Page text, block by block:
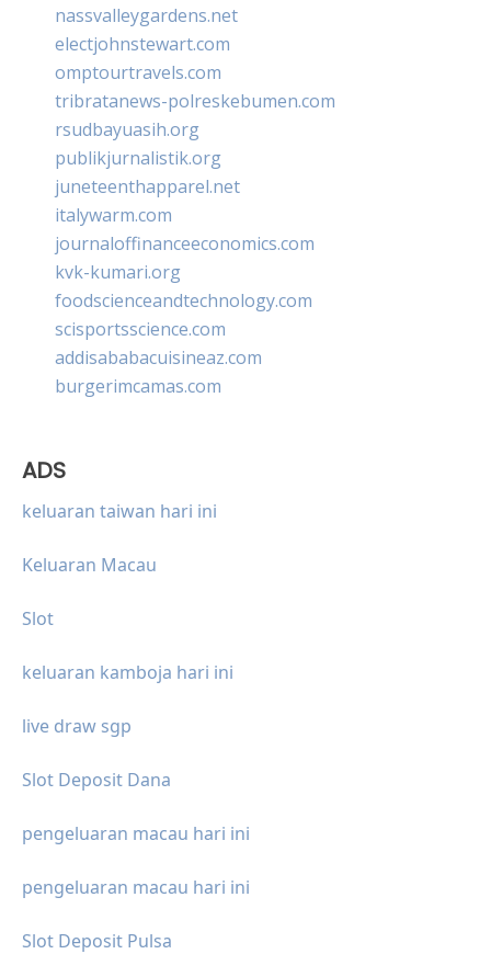
nassvalleygardens.net
electjohnstewart.com
omptourtravels.com
tribratanews-polreskebumen.com
rsudbayuasih.org
publikjurnalistik.org
juneteenthapparel.net
italywarm.com
journaloffinanceeconomics.com
kvk-kumari.org
foodscienceandtechnology.com
scisportsscience.com
addisababacuisineaz.com
burgerimcamas.com
ADS
keluaran taiwan hari ini
Keluaran Macau
Slot
keluaran kamboja hari ini
live draw sgp
Slot Deposit Dana
pengeluaran macau hari ini
pengeluaran macau hari ini
Slot Deposit Pulsa